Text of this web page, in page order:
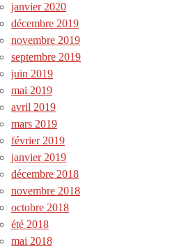
janvier 2020
décembre 2019
novembre 2019
septembre 2019
juin 2019
mai 2019
avril 2019
mars 2019
février 2019
janvier 2019
décembre 2018
novembre 2018
octobre 2018
été 2018
mai 2018